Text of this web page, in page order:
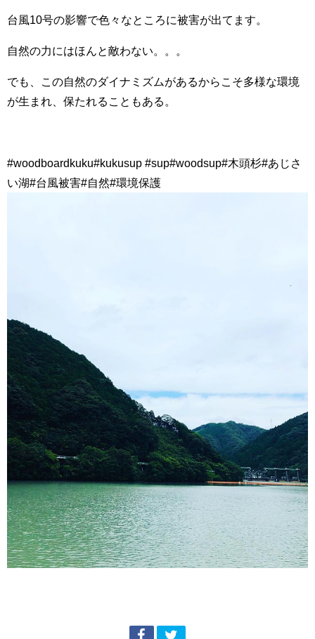
台風10号の影響で色々なところに被害が出てます。
自然の力にはほんと敵わない。。。
でも、この自然のダイナミズムがあるからこそ多様な環境
が生まれ、保たれることもある。
#woodboardkuku#kukusup #sup#woodsup#木頭杉#あじさ
い湖#台風被害#自然#環境保護